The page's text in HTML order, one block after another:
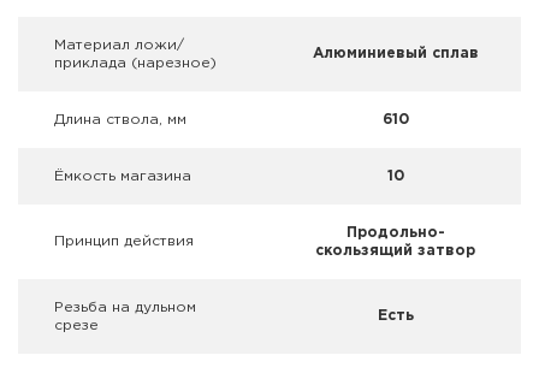
Дартс
Аксессуары
Комплекты
Материал ложи/
приклада (нарезное)
Алюминиевый сплав
Длина ствола, мм 610
Ёмкость магазина 10
Принцип действия
Продольно-
скользящий затвор
Резьба на дульном
срезе
Есть